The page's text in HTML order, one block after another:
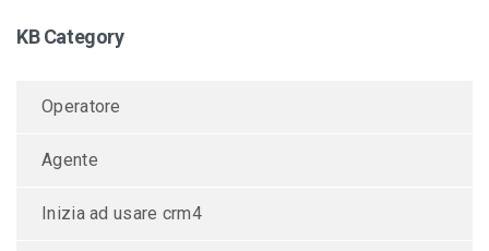
KB Category
Operatore
Agente
Inizia ad usare crm4